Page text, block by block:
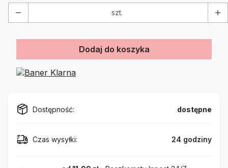
szt.
Dodaj do koszyka
Dostępność: dostępne
Czas wysyłki: 24 godziny